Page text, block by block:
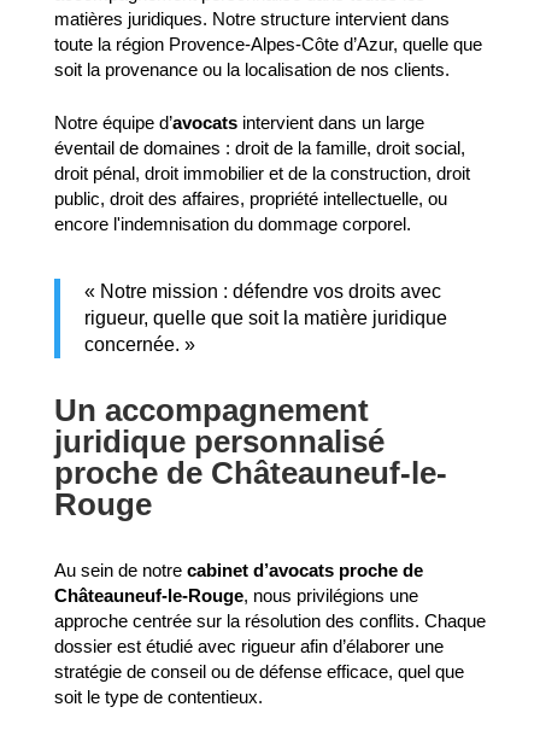
matières juridiques. Notre structure intervient dans
toute la région Provence-Alpes-Côte d’Azur, quelle que
soit la provenance ou la localisation de nos clients.
Notre équipe d’avocatsintervient dans un large
éventail de domaines : droit de la famille, droit social,
droit pénal, droit immobilier et de la construction, droit
public, droit des affaires, propriété intellectuelle, ou
encore l'indemnisation du dommage corporel.
« Notre mission : défendre vos droits avec
rigueur, quelle que soit la matière juridique
concernée. »
Un accompagnement
juridique personnalisé
proche de Châteauneuf-le-
Rouge
Au sein de notre cabinet d’avocats proche de
Châteauneuf-le-Rouge, nous privilégions une
approche centrée sur la résolution des conflits. Chaque
dossier est étudié avec rigueur afin d’élaborer une
stratégie de conseil ou de défense efficace, quel que
soit le type de contentieux.